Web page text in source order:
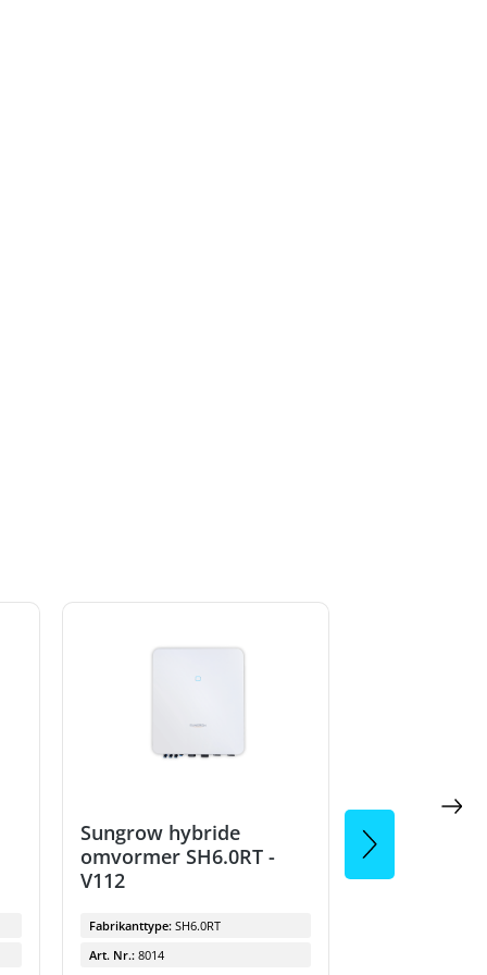
Sungrow hybride
omvormer SH6.0RT -
V112
Fabrikanttype: SH6.0RT
Art. Nr.: 8014
Sungrow
omvormer
V112